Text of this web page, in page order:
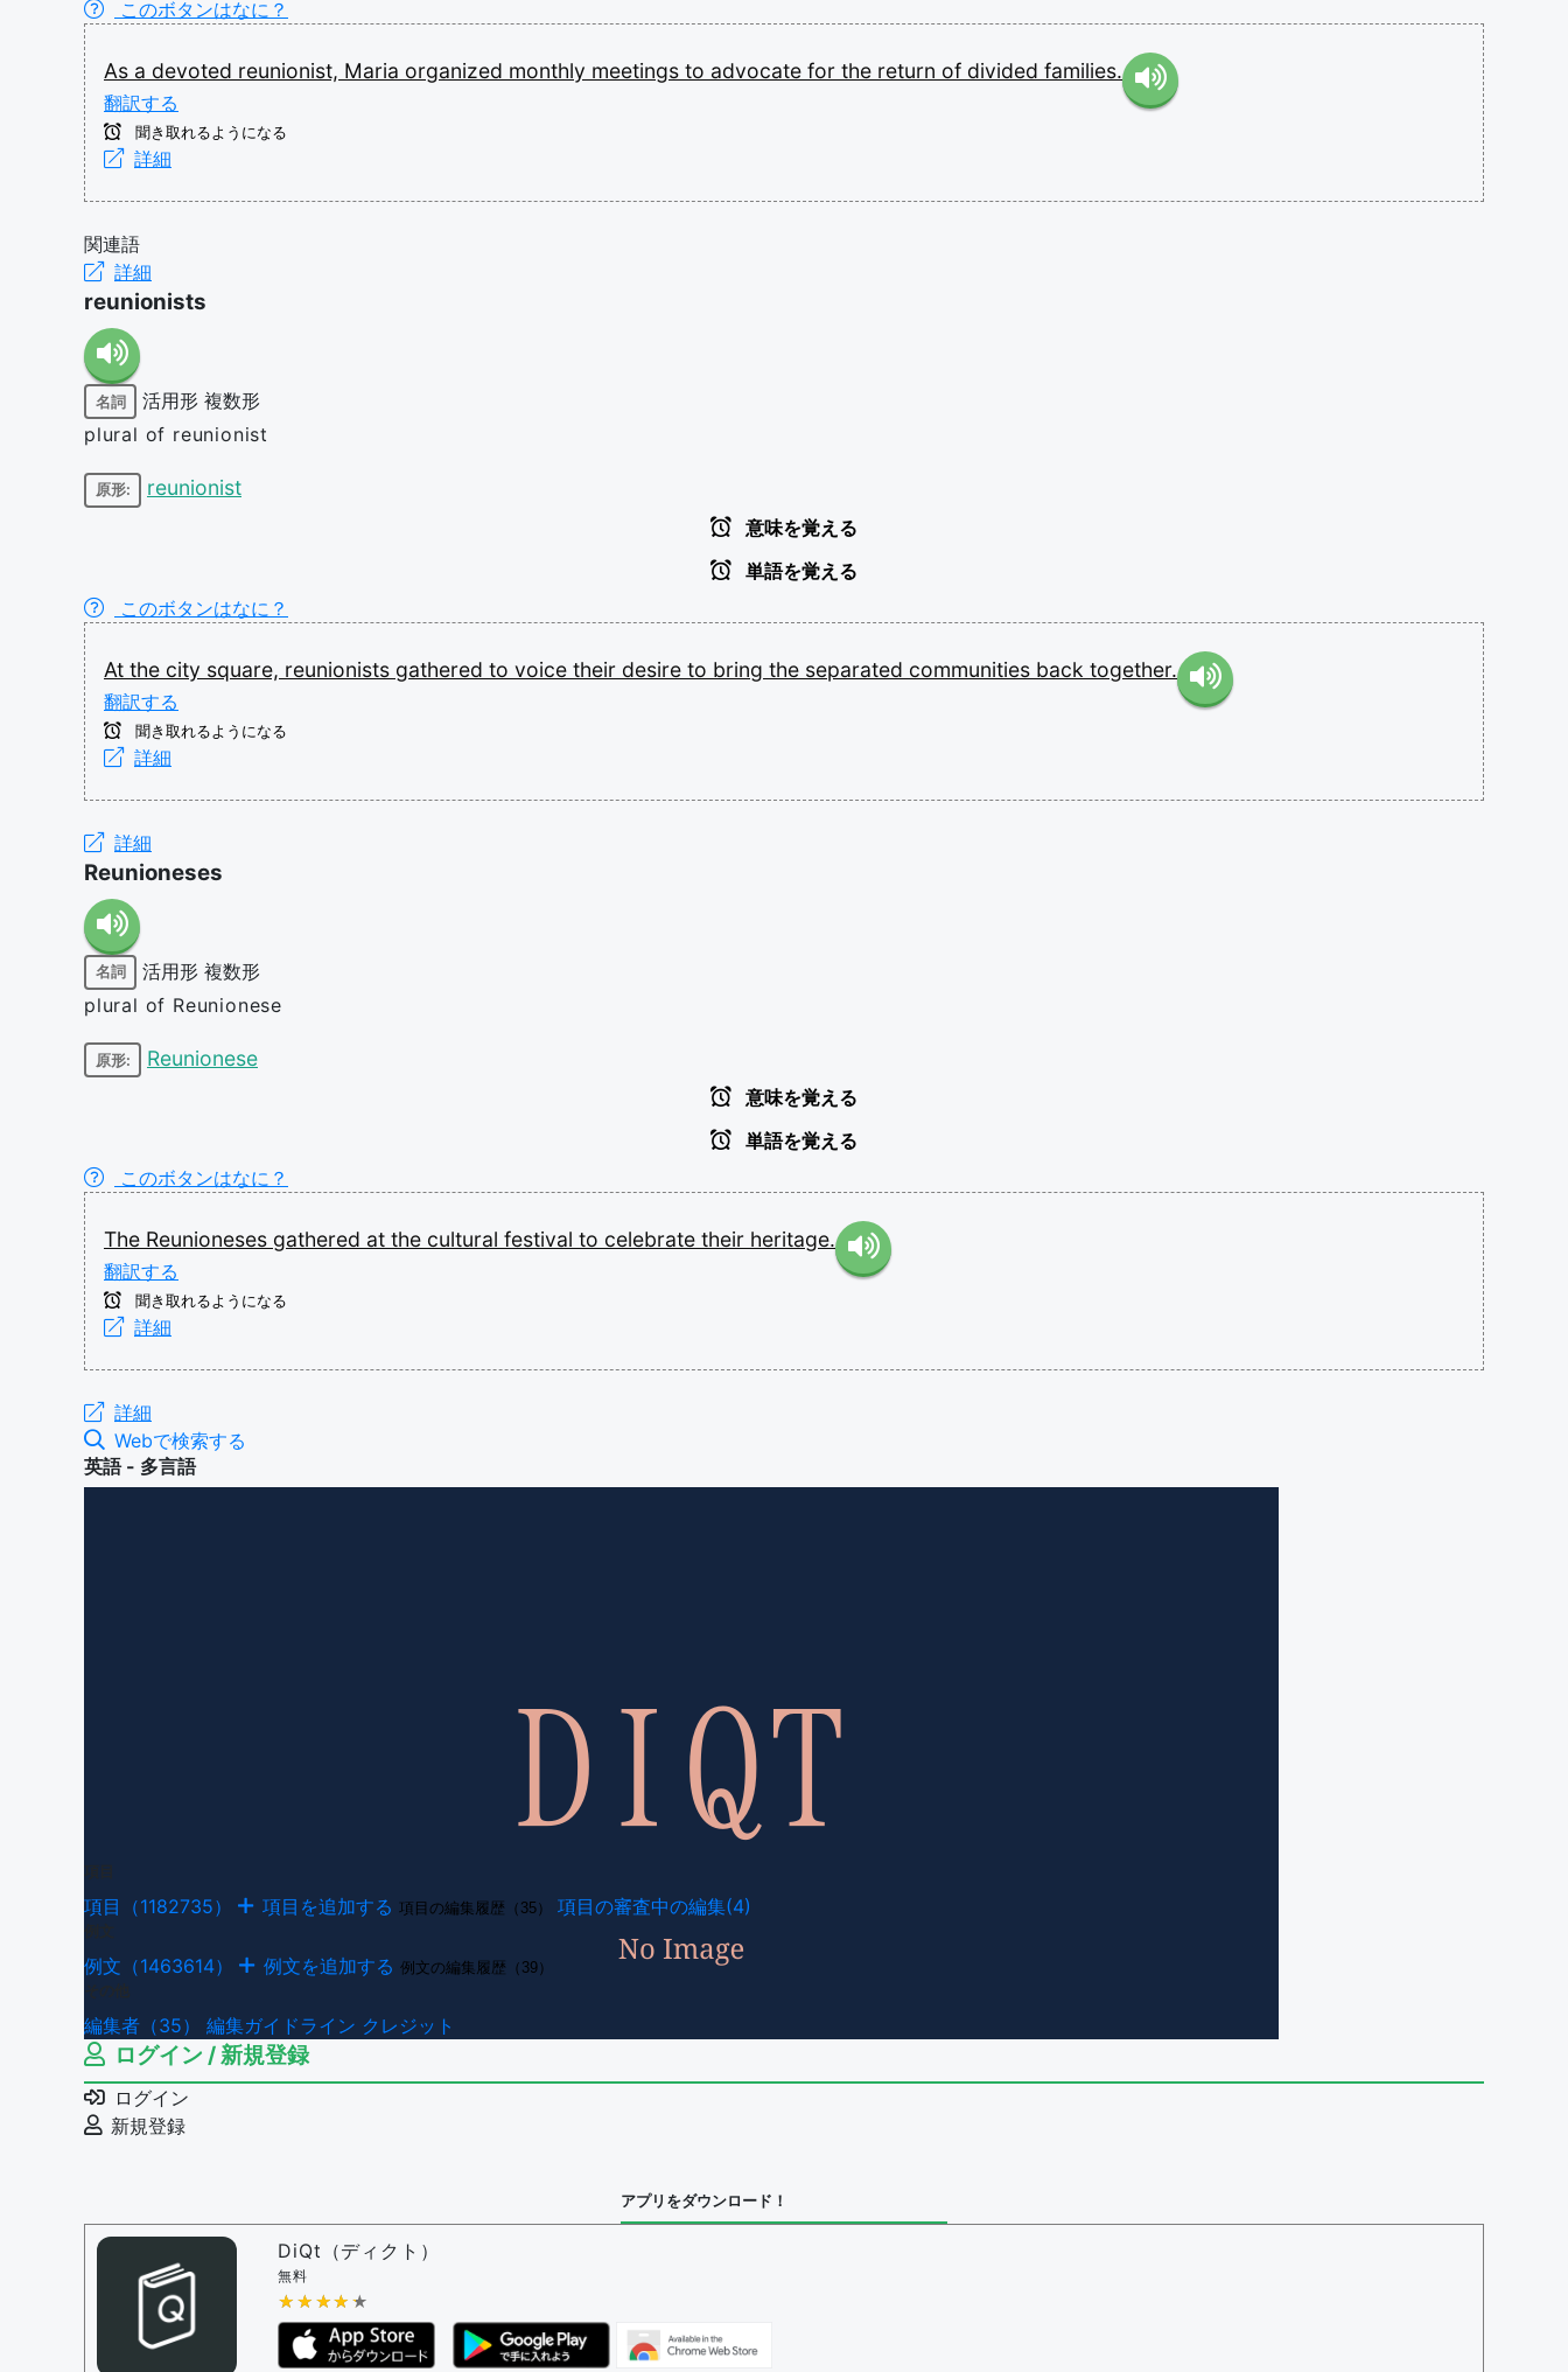
このボタンはなに？
As a devoted reunionist, Maria organized monthly meetings to advocate for the return of divided families.
翻訳する
聞き取れるようになる
詳細
関連語
詳細
reunionists
名詞 活用形 複数形
plural of reunionist
原形: reunionist
意味を覚える
単語を覚える
このボタンはなに？
At the city square, reunionists gathered to voice their desire to bring the separated communities back together.
翻訳する
聞き取れるようになる
詳細
詳細
Reunioneses
名詞 活用形 複数形
plural of Reunionese
原形: Reunionese
意味を覚える
単語を覚える
このボタンはなに？
The Reunioneses gathered at the cultural festival to celebrate their heritage.
翻訳する
聞き取れるようになる
詳細
詳細
Webで検索する
英語 - 多言語
項目（1182735） 項目を追加する 項目の編集履歴（35） 項目の審査中の編集(4)
例文（1463614） 例文を追加する 例文の編集履歴（39）
編集者（35） 編集ガイドライン クレジット
ログイン / 新規登録
ログイン
新規登録
アプリをダウンロード！
DiQt（ディクト）
無料
★★★★★
★★★★★